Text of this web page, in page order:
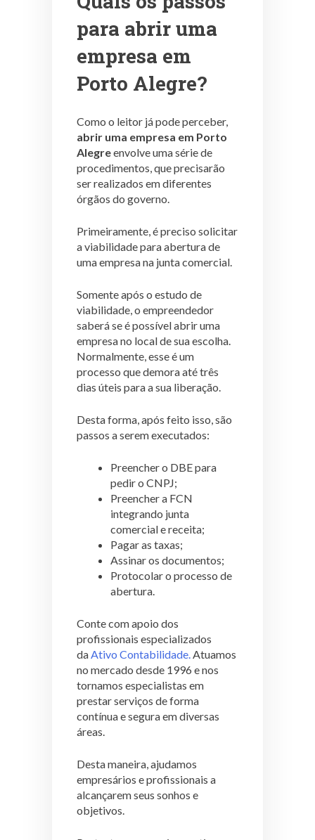
para abrir uma
empresa em
Porto Alegre?
Como o leitor já pode perceber,
abrir uma empresa em Porto
Alegreenvolve uma série de
procedimentos, que precisarão
ser realizados em diferentes
órgãos do governo.
Primeiramente, é preciso solicitar
a viabilidade para abertura de
uma empresa na junta comercial.
Somente após o estudo de
viabilidade, o empreendedor
saberá se é possível abrir uma
empresa no local de sua escolha.
Normalmente, esse é um
processo que demora até três
dias úteis para a sua liberação.
Desta forma, após feito isso, são
passos a serem executados:
Preencher o DBE para
pedir o CNPJ;
Preencher a FCN
integrando junta
comercial e receita;
Pagar as taxas;
Assinar os documentos;
Protocolar o processo de
abertura.
Conte com apoio dos
profissionais especializados
da Ativo Contabilidade. Atuamos
no mercado desde 1996 e nos
tornamos especialistas em
prestar serviços de forma
contínua e segura em diversas
áreas.
Desta maneira, ajudamos
empresários e profissionais a
alcançarem seus sonhos e
objetivos.